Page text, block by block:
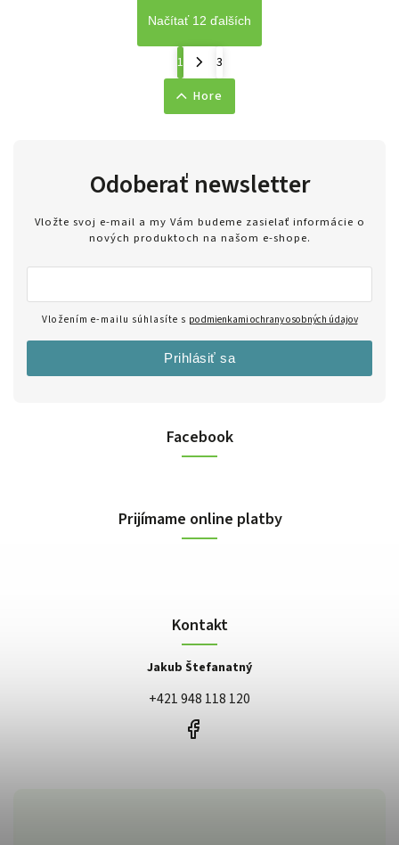
Načítať 12 ďalších
1
3
Hore
Facebook
Prijímame online platby
Kontakt
Jakub Štefanatný
+421 948 118 120
Odoberať newsletter
Vložte svoj e-mail a my Vám budeme zasielať informácie o
nových produktoch na našom e-shope.
Vložením e-mailu súhlasíte s podmienkami ochrany osobných údajov
Prihlásiť sa